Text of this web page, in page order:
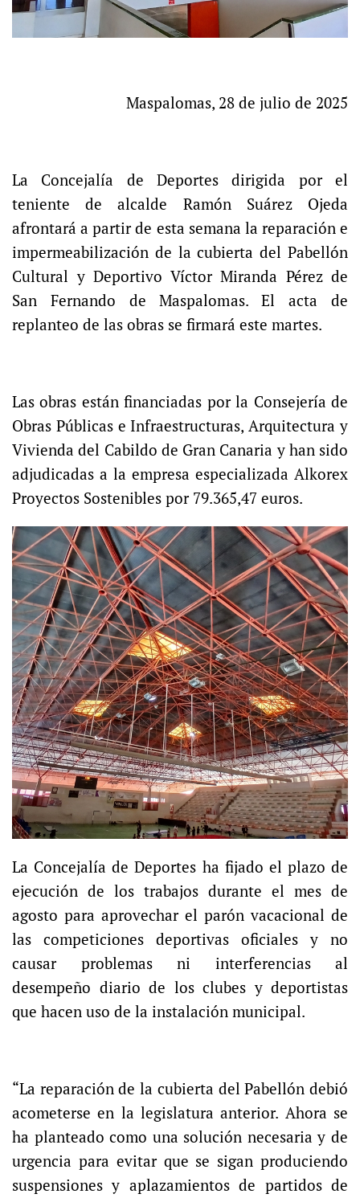
Maspalomas, 28 de julio de 2025
La Concejalía de Deportes dirigida por el
teniente de alcalde Ramón Suárez Ojeda
afrontará a partir de esta semana la reparación e
impermeabilización de la cubierta del Pabellón
Cultural y Deportivo Víctor Miranda Pérez de
San Fernando de Maspalomas. El acta de
replanteo de las obras se firmará este martes.
Las obras están financiadas por la Consejería de
Obras Públicas e Infraestructuras, Arquitectura y
Vivienda del Cabildo de Gran Canaria y han sido
adjudicadas a la empresa especializada Alkorex
Proyectos Sostenibles por 79.365,47 euros.
La Concejalía de Deportes ha fijado el plazo de
ejecución de los trabajos durante el mes de
agosto para aprovechar el parón vacacional de
las competiciones deportivas oficiales y no
causar problemas ni interferencias al
desempeño diario de los clubes y deportistas
que hacen uso de la instalación municipal.
“La reparación de la cubierta del Pabellón debió
acometerse en la legislatura anterior. Ahora se
ha planteado como una solución necesaria y de
urgencia para evitar que se sigan produciendo
suspensiones y aplazamientos de partidos de